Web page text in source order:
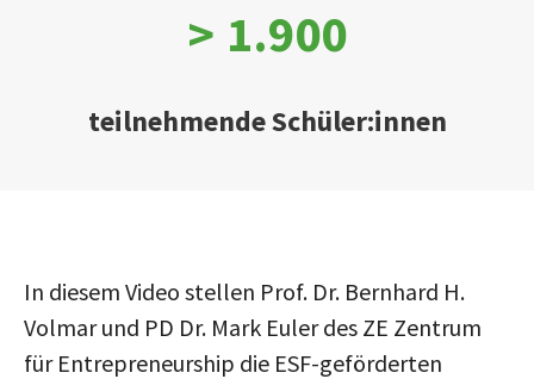
> 1.900
teilnehmende Schüler:innen
In diesem Video stellen Prof. Dr. Bernhard H.
Volmar und PD Dr. Mark Euler des ZE Zentrum
für Entrepreneurship die ESF-geförderten